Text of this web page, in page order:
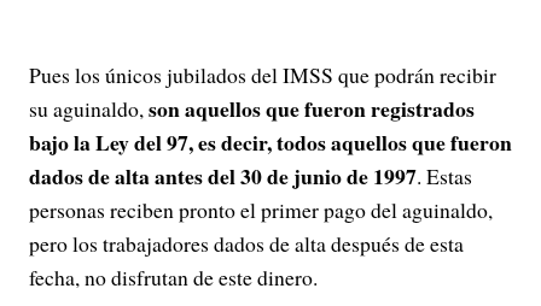
Pues los únicos jubilados del IMSS que podrán recibir
su aguinaldo,son aquellos que fueron registrados
bajo la Ley del 97, es decir, todos aquellos que fueron
dados de alta antes del 30 de junio de 1997. Estas
personas reciben pronto el primer pago del aguinaldo,
pero los trabajadores dados de alta después de esta
fecha, no disfrutan de este dinero.